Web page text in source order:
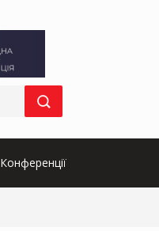
Конференції